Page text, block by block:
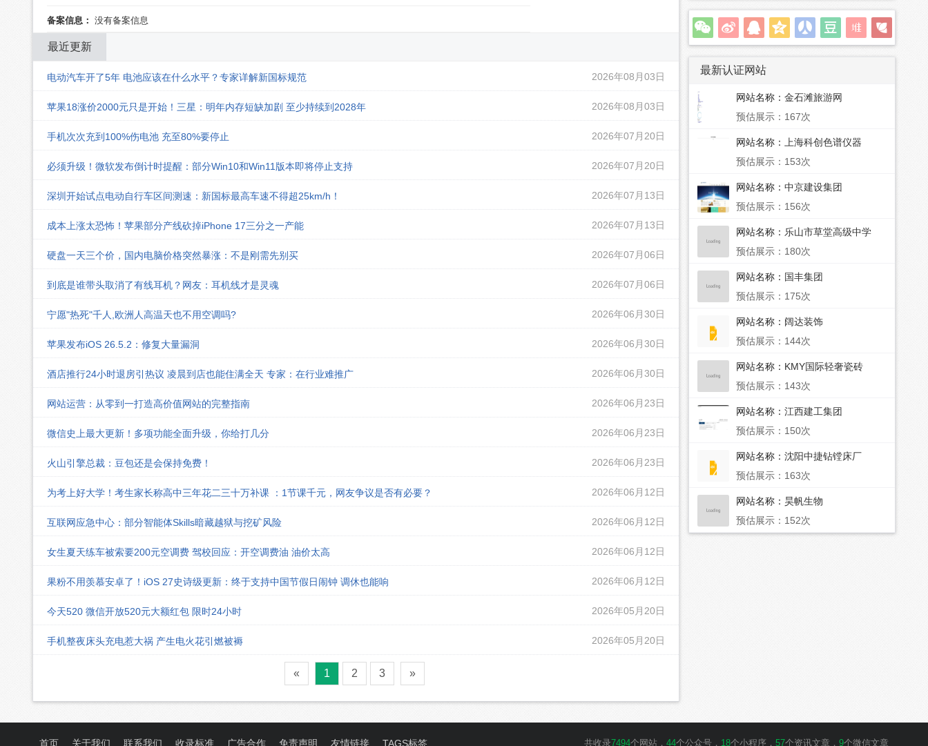
备案信息： 没有备案信息
最近更新
电动汽车开了5年 电池应该在什么水平？专家详解新国标规范 2026年08月03日
苹果18涨价2000元只是开始！三星：明年内存短缺加剧 至少持续到2028年 2026年08月03日
手机次次充到100%伤电池 充至80%要停止 2026年07月20日
必须升级！微软发布倒计时提醒：部分Win10和Win11版本即将停止支持 2026年07月20日
深圳开始试点电动自行车区间测速：新国标最高车速不得超25km/h！ 2026年07月13日
成本上涨太恐怖！苹果部分产线砍掉iPhone 17三分之一产能 2026年07月13日
硬盘一天三个价，国内电脑价格突然暴涨：不是刚需先别买 2026年07月06日
到底是谁带头取消了有线耳机？网友：耳机线才是灵魂 2026年07月06日
宁愿"热死"千人,欧洲人高温天也不用空调吗? 2026年06月30日
苹果发布iOS 26.5.2：修复大量漏洞 2026年06月30日
酒店推行24小时退房引热议 凌晨到店也能住满全天 专家：在行业难推广 2026年06月30日
网站运营：从零到一打造高价值网站的完整指南 2026年06月23日
微信史上最大更新！多项功能全面升级，你给打几分 2026年06月23日
火山引擎总裁：豆包还是会保持免费！ 2026年06月23日
为考上好大学！考生家长称高中三年花二三十万补课 ：1节课千元，网友争议是否有必要？ 2026年06月12日
互联网应急中心：部分智能体Skills暗藏越狱与挖矿风险 2026年06月12日
女生夏天练车被索要200元空调费 驾校回应：开空调费油 油价太高 2026年06月12日
果粉不用羡慕安卓了！iOS 27史诗级更新：终于支持中国节假日闹钟 调休也能响 2026年06月12日
今天520 微信开放520元大额红包 限时24小时 2026年05月20日
手机整夜床头充电惹大祸 产生电火花引燃被褥 2026年05月20日
« 1 2 3 »
最新认证网站
网站名称： 金石滩旅游网
预估展示：167次
网站名称：
上海科创色谱仪器
预估展示：153次
网站名称： 中京建设集团
预估展示：156次
网站名称： 乐山市草堂高级中学
预估展示：180次
网站名称： 国丰集团
预估展示：175次
网站名称： 阔达装饰
预估展示：144次
网站名称： KMY国际轻奢瓷砖
预估展示：143次
网站名称： 江西建工集团
预估展示：150次
网站名称： 沈阳中捷钻镗床厂
预估展示：163次
网站名称： 昊帆生物
预估展示：152次
共收录7494个网站， 44个公众号， 18个小程序， 57个资讯文章， 9个微信文章
首页 关于我们 联系我们 收录标准 广告合作 免责声明 友情链接 TAGS标签